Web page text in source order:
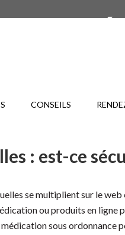
CONSEILS
: est-ce
se multiplient sur le
ou produits en ligne
sous ordonnance